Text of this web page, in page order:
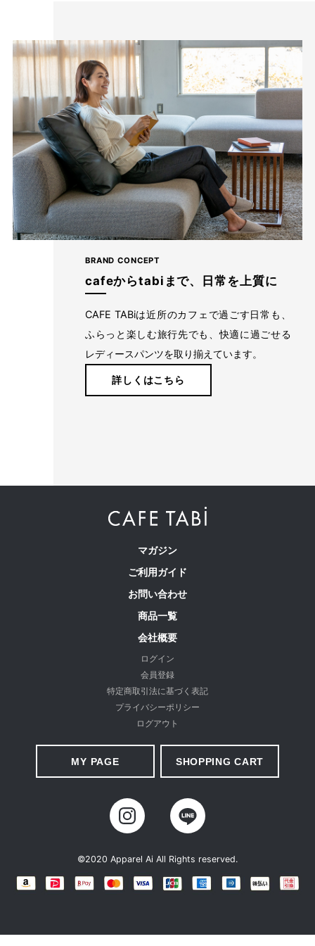
前開き見えとヒップの飾りポケットがポイン
ト
ウエスト総ゴムで楽なはき心地のまま、“前開きにみえる”デザイ
ンで、上品きれい見え。 タックインをしたときもすっきりと見え
るベルト仕様だから、コーデの幅も広がります。 深めの股上は腰
回りをスッキリ見せとキレイな印象に。
ヒップには飾りポケットをつけることで、ヒップアップ効果とス
る位置に配置し、トップスをインしても後ろ姿に自信が持てるよ
うに仕立てています。
BRAND CONCEPT
cafeからtabiまで、日常を上質に
CAFE TABiは近所のカフェで過ごす日常も、
ふらっと楽しむ旅行先でも、快適に過ごせる
レディースパンツを取り揃えています。
詳しくはこちら
マガジン
ご利用ガイド
お問い合わせ
商品一覧
会社概要
ログイン
会員登録
特定商取引法に基づく表記
プライバシーポリシー
ログアウト
MY PAGE SHOPPING CART
©2020 Apparel Ai All Rights reserved.